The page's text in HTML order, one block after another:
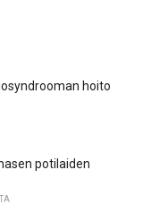
hoito
potilaiden